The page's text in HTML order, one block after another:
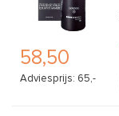
58,50
Adviesprijs: 65,-